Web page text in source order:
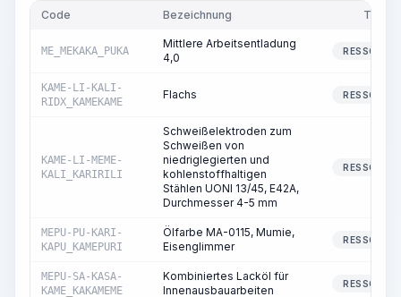
Code Bezeichnung Typ
ME_MEKAKA_PUKA
Mittlere Arbeitsentladung
4,0
KAME-LI-KALI-
RIDX_KAMEKAME
Flachs
KAME-LI-MEME-
KALI_KARIRILI
Schweißelektroden zum
Schweißen von
niedriglegierten und
kohlenstoffhaltigen
Stählen UONI 13/45, E42A,
Durchmesser 4-5 mm
MEPU-PU-KARI-
KAPU_KAMEPURI
Ölfarbe MA-0115, Mumie,
Eisenglimmer
MEPU-SA-KASA-
KAME_KAKAMEME
Kombiniertes Lacköl für
Innenausbauarbeiten